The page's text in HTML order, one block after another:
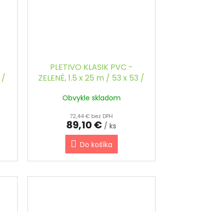
/
PLETIVO KLASIK PVC -
ZELENÉ, 1.5 x 25 m / 53 x 53 /
Obvykle skladom
72,44 € bez DPH
89,10 € / ks
Do košíka